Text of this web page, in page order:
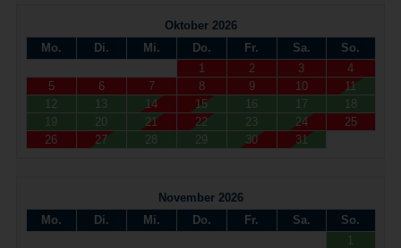
Oktober 2026
Mo.
Di. Mi. Do. Fr. Sa.
So.
1
2 3
4
5
6 7 8 9 10
11
12
13 14 15 16 17
18
19
20 21 22 23 24
25
26
27 28 29 30 31
November 2026
Mo.
Di. Mi. Do. Fr. Sa.
So.
1